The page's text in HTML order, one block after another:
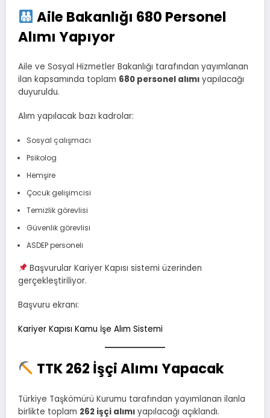
Aile Bakanlığı 680 Personel
Alımı Yapıyor
Aile ve Sosyal Hizmetler Bakanlığı tarafından yayımlanan
ilan kapsamında toplam 680 personel alımı yapılacağı
duyuruldu.
Alım yapılacak bazı kadrolar:
Sosyal çalışmacı
Psikolog
Hemşire
Çocuk gelişimcisi
Temizlik görevlisi
Güvenlik görevlisi
ASDEP personeli
Başvurular Kariyer Kapısı sistemi üzerinden
gerçekleştiriliyor.
Başvuru ekranı:
Kariyer Kapısı Kamu İşe Alım Sistemi
TTK 262 İşçi Alımı Yapacak
Türkiye Taşkömürü Kurumu tarafından yayımlanan ilanla
birlikte toplam 262 işçi alımı yapılacağı açıklandı.